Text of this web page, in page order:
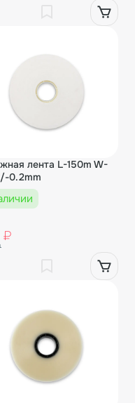
лента L-150m W-
0.2mm
₽